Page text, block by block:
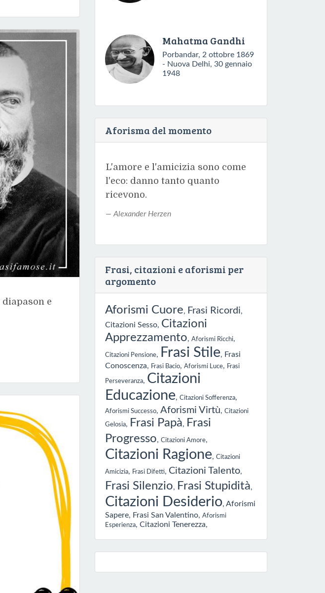
e
Mahatma Gandhi
Porbandar, 2 ottobre 1869
- Nuova Delhi, 30 gennaio
1948
Aforisma del momento
L'amore e l'amicizia sono come
l'eco: danno tanto quanto
ricevono.
Alexander Herzen
Frasi, citazioni e aforismi per
argomento
Aforismi Cuore, Frasi Ricordi,
Citazioni Sesso, Citazioni
Apprezzamento, Aforismi Ricchi,
Citazioni Pensione, Frasi Stile, Frasi
Conoscenza, Frasi Bacio, Aforismi Luce, Frasi
Perseveranza, Citazioni
Educazione, Citazioni Sofferenza,
Aforismi Successo, Aforismi Virtù, Citazioni
Gelosia, Frasi Papà, Frasi
Progresso, Citazioni Amore,
Citazioni Ragione, Citazioni
Amicizia, Frasi Difetti, Citazioni Talento,
Frasi Silenzio, Frasi Stupidità,
Citazioni Desiderio, Aforismi
Sapere, Frasi San Valentino, Aforismi
Esperienza, Citazioni Tenerezza,